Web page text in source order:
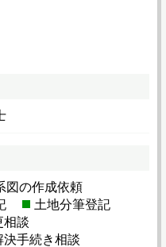
図の作成依頼
土地分筆登記
相談
手続き相談